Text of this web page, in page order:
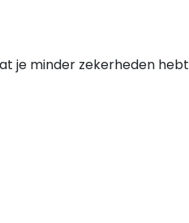
je minder zekerheden hebt